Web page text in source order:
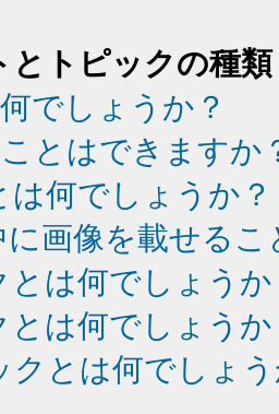
とトピックの種類
でしょうか？
とはできますか
は何でしょうか？
に画像を載せる
とは何でしょうか
とは何でしょうか
クとは何でしょ